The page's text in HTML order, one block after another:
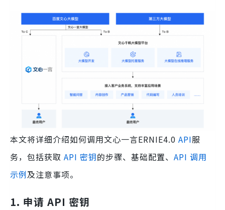
本文将详细介绍如何调用文心一言ERNIE4.0 API服
务，包括获取 API 密钥的步骤、基础配置、 API 调用
示例及注意事项。
1. 申请 API 密钥